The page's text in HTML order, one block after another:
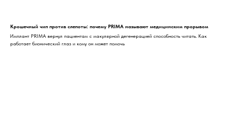
Крошечный чип против слепоты: почему PRIMA называют медицинским прорывом
Имплант PRIMA вернул пациентам с макулярной дегенерацией способность читать. Как
работает бионический глаз и кому он может помочь